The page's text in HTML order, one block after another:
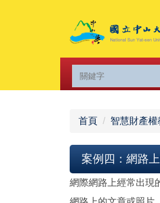
首頁 智慧財產
案例四：網路
網際網路上經常出現